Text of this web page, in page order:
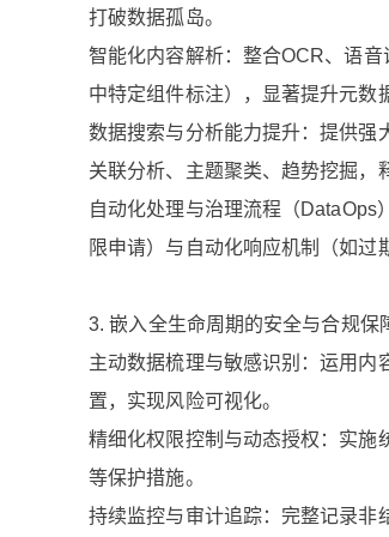
打破数据孤岛。
智能化内容解析：整合OCR、语
中特定组件标注），显著提升元数
数据搜索与分析能力提升：提供强
关联分析、主题聚类、趋势挖掘，
自动化处理与治理流程（DataOps
限申请）与自动化响应机制（如过
3. 嵌入全生命周期的安全与合规保
主动数据梳理与敏感识别：运用内
置，实现风险可视化。
精细化权限控制与动态授权：实施
等保护措施。
持续监控与审计追踪：完整记录非